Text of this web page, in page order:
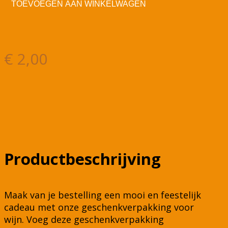
flessen
TOEVOEGEN AAN WINKELWAGEN
€ 2,00
Productbeschrijving
Maak van je bestelling een mooi en feestelijk
cadeau met onze geschenkverpakking voor
wijn. Voeg deze geschenkverpakking